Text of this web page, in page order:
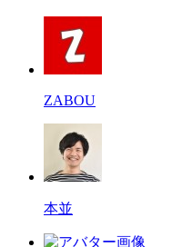
ZABOU
本並